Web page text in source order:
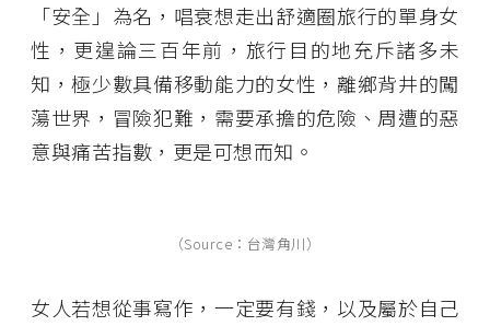
「安全」為名，唱衰想走出舒適圈旅行的單身女
性，更遑論三百年前，旅行目的地充斥諸多未
知，極少數具備移動能力的女性，離鄉背井的闖
蕩世界，冒險犯難，需要承擔的危險、周遭的惡
意與痛苦指數，更是可想而知。
（Source：台灣角川）
女人若想從事寫作，一定要有錢，以及屬於自己